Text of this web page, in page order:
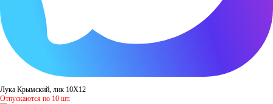
Лука Крымский, лик 10Х12
Отпускаются по 10 шт.